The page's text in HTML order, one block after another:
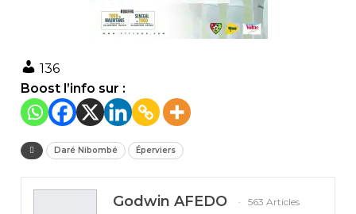
136
Boost l’info sur :
Daré Nibombé Éperviers
Godwin AFEDO
563 Articles